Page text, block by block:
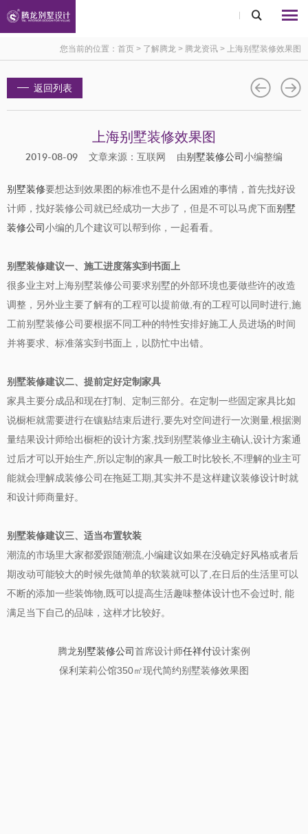
您当前的位置： 首页 > 了解腾龙 > 腾龙资讯 > 上海别墅装修效果图
返回列表
上海别墅装修效果图
2019-08-09 文章来源：互联网 由别墅装修公司小编整编
别墅装修要想达到效果图的标准也不是什么困难的事情，首先找好设
计师，找好装修公司就已经成功一大步了，但是不可以马虎下面别墅
装修公司小编的几个建议可以帮到你，一起看看。
别墅装修建议一、施工进度落实到书面上
很多业主对上海别墅装修公司要求别墅的外部环境也要做些许的改造
调整，另外业主要了解有的工程可以提前做 有的工程可以同时进行 施
工前别墅装修公司要根据不同工种的特性安排好施工人员进场的时间
并将要求、标准落实到书面上，以防忙中出错。
别墅装修建议二、提前定好定制家具
家具主要分成品和现在打制、定制三部分。在定制一些固定家具比如
说橱柜就需要进行在镶贴结束后进行 要先对空间进行一次测量 根据测
量结果设计师给出橱柜的设计方案 找到别墅装修业主确认 设计方案通
过后才可以开始生产 所以定制的家具一般工时比较长 不理解的业主可
能就会理解成装修公司在拖延工期 其实并不是这样建议装修设计时就
和设计师商量好。
别墅装修建议三、适当布置软装
潮流的市场里大家都爱跟随潮流 小编建议如果在没确定好风格或者后
期改动可能较大的时候先做简单的软装就可以了 在日后的生活里可以
不断的添加一些装饰物 既可以提高生活趣味整体设计也不会过时 能
满足当下自己的品味，这样才比较好。
腾龙别墅装修公司首席设计师任祥付设计案例
保利茉莉公馆350㎡现代简约别墅装修效果图